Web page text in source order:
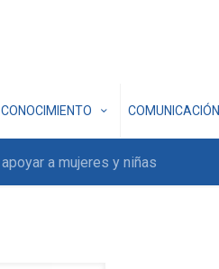
COMUNICACIÓN
a mujeres y niñas